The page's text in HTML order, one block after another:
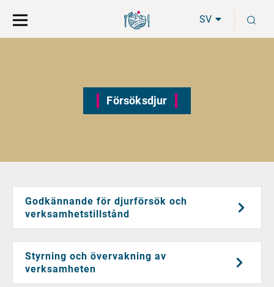
direkt
till
på
hela
SV
Försöksdjur
Godkännande för djurförsök och
verksamhetstillstånd
Styrning och övervakning av
verksamheten